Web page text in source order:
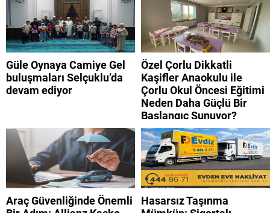
Güle Oynaya Camiye Gel
buluşmaları Selçuklu’da
devam ediyor
Özel Çorlu Dikkatli
Kaşifler Anaokulu ile
Çorlu Okul Öncesi Eğitimi
Neden Daha Güçlü Bir
Başlangıç Sunuyor?
Araç Güvenliğinde Önemli
Hasarsız Taşınma